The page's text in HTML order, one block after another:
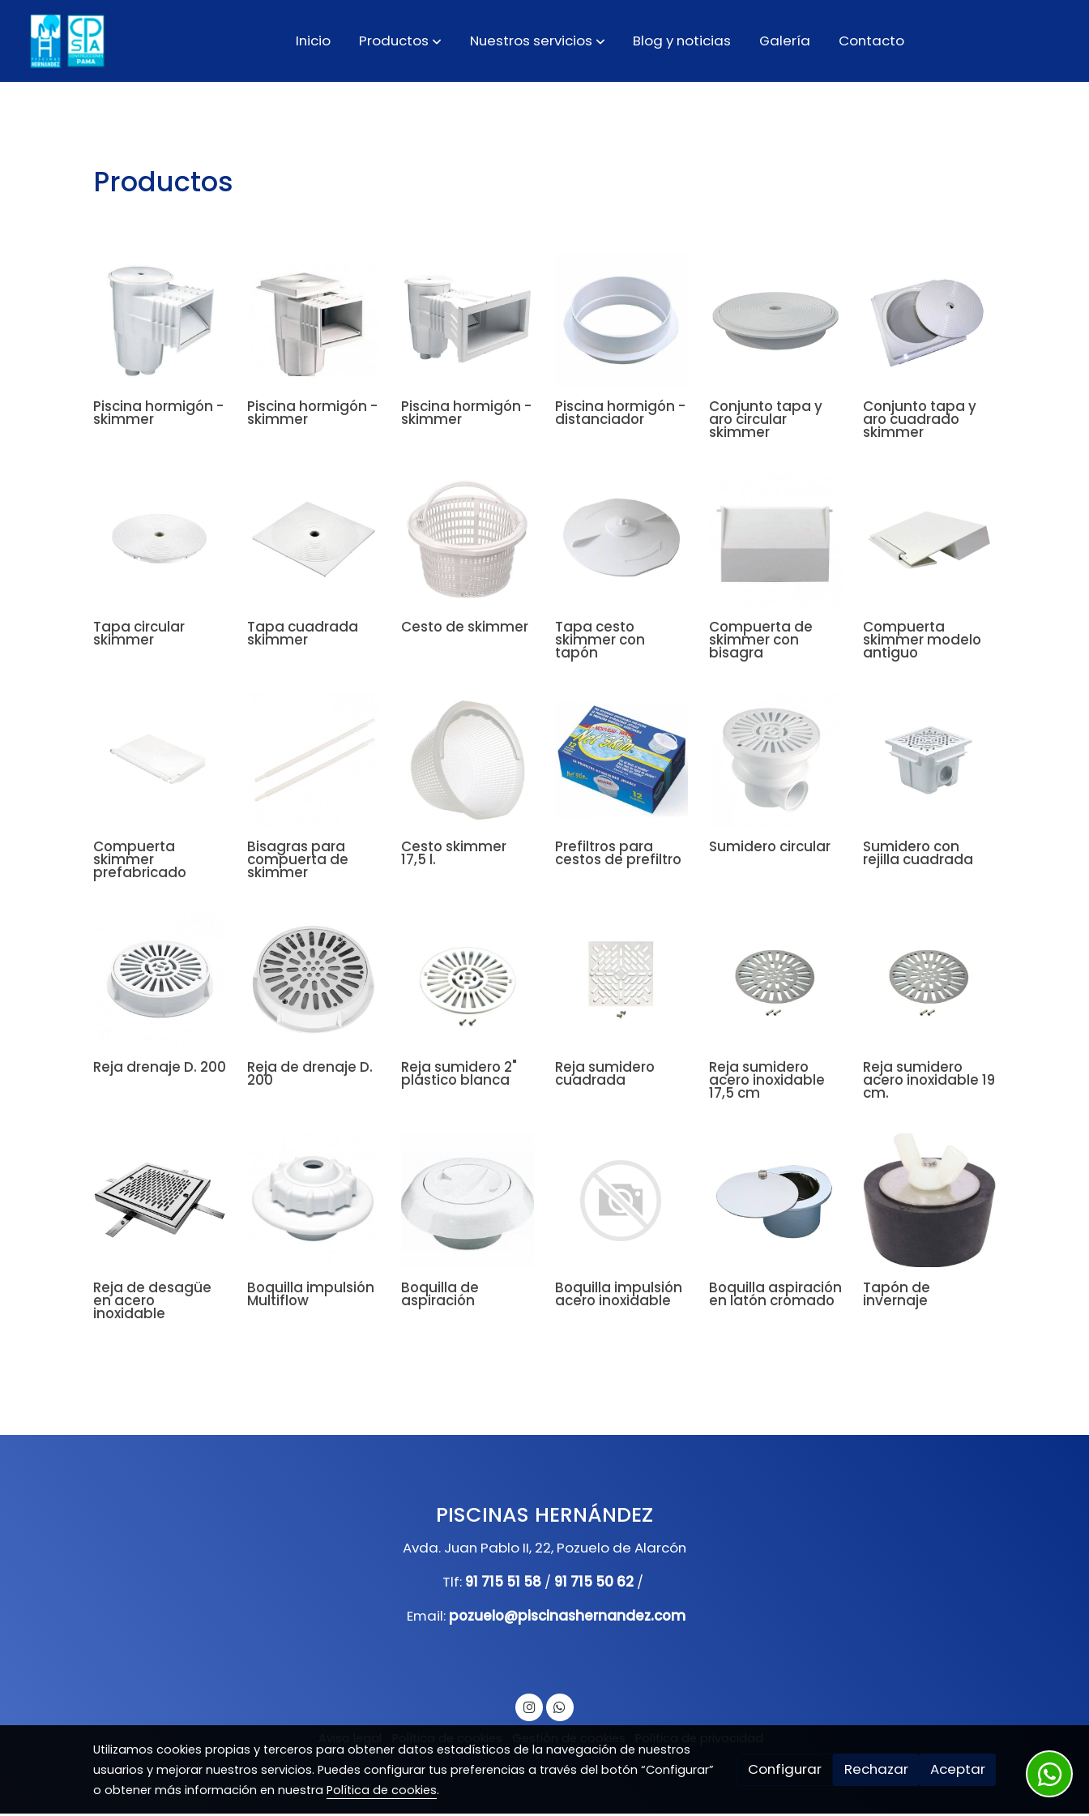
Inicio Productos Nuestros servicios Blog y noticias Galería Contacto
Productos
Piscina hormigón -
skimmer
Piscina hormigón -
skimmer
Piscina hormigón -
skimmer
Piscina hormigón -
distanciador
Conjunto tapa y
aro circular
skimmer
Conjunto tapa y
aro cuadrado
skimmer
Tapa circular
skimmer
Tapa cuadrada
skimmer
Cesto de skimmer Tapa cesto
skimmer con
tapón
Compuerta de
skimmer con
bisagra
Compuerta
skimmer modelo
antiguo
Compuerta
skimmer
prefabricado
Bisagras para
compuerta de
skimmer
Cesto skimmer
17,5 l.
Prefiltros para
cestos de prefiltro
Sumidero circular Sumidero con
rejilla cuadrada
Reja drenaje D. 200 Reja de drenaje D.
200
Reja sumidero 2"
plástico blanca
Reja sumidero
cuadrada
Reja sumidero
acero inoxidable
17,5 cm
Reja sumidero
acero inoxidable 19
cm.
Reja de desagüe
en acero
inoxidable
Boquilla impulsión
Multiflow
Boquilla de
aspiración
Boquilla impulsión
acero inoxidable
Boquilla aspiración
en latón cromado
Tapón de
invernaje
PISCINAS HERNÁNDEZ
Avda. Juan Pablo II, 22, Pozuelo de Alarcón
Tlf: 91 715 51 58 / 91 715 50 62 /
Email: pozuelo@piscinashernandez.com
Utilizamos cookies propias y terceros para obtener datos estadísticos de la navegación de nuestros
usuarios y mejorar nuestros servicios. Puedes configurar tus preferencias a través del botón “Configurar”
o obtener más información en nuestra Política de cookies.
Configurar Rechazar Aceptar